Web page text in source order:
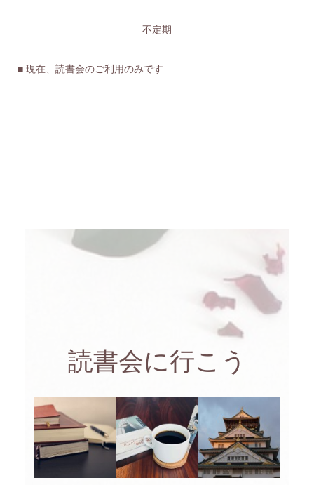
不定期
■ 現在、読書会のご利用のみです
読書会に行こう